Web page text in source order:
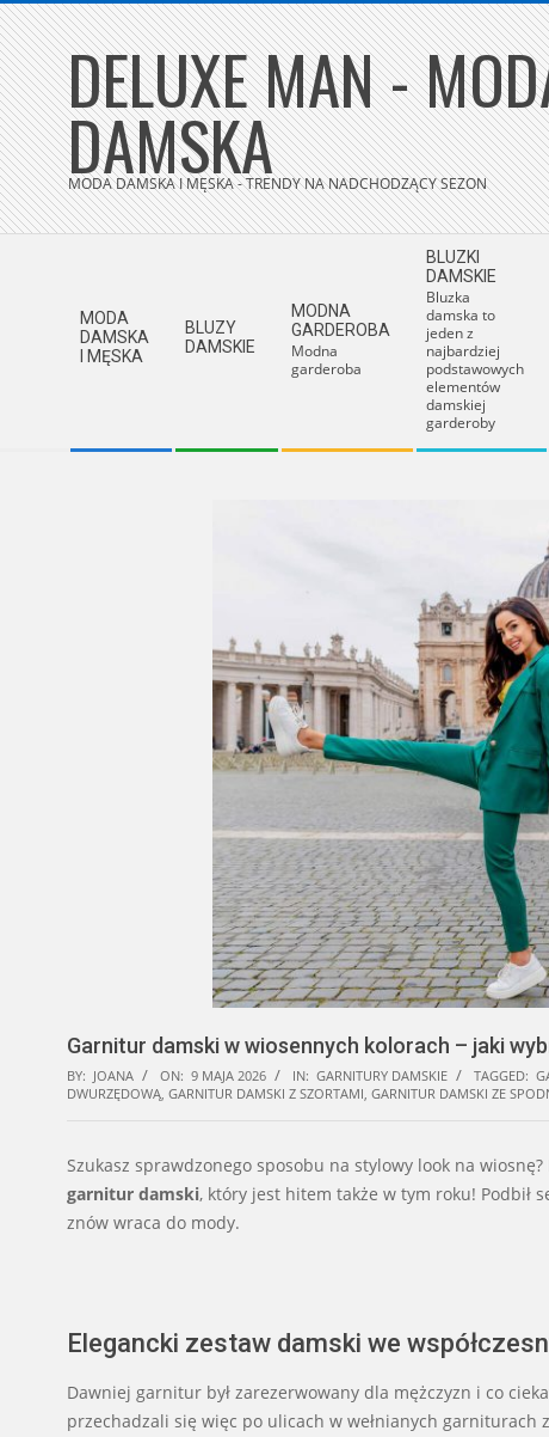
Skip
to
content DELUXE MAN -
DAMSKA
MODA DAMSKA I MĘSKA - TRENDY NA NADCHODZĄCY SEZON
MODA
DAMSKA
I MĘSKA
BLUZY
DAMSKIE
MODNA
GARDEROBA
Modna
garderoba
BLUZKI
DAMSKIE
Bluzka
damska to
jeden z
najbardziej
podstawowych
elementów
damskiej
garderoby
Garnitur damski w wiosennych kolorach – jaki
BY: JOANA ON: 9 MAJA 2026 IN: GARNITURY DAMSKIE TAGGED:
DWURZĘDOWĄ, GARNITUR DAMSKI Z SZORTAMI, GARNITUR DAMSKI ZE
Szukasz sprawdzonego sposobu na stylowy look na
garnitur damski, który jest hitem także w tym roku! Podbił
znów wraca do mody.
Elegancki zestaw damski we
Dawniej garnitur był zarezerwowany dla mężczyzn i co
przechadzali się więc po ulicach w wełnianych